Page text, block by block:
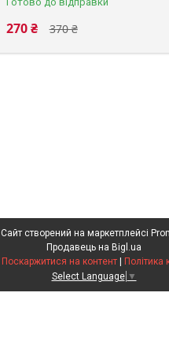
370 ₴
270 ₴
Сайт створений на маркетплейсі
Продавець на Bigl.ua
Поскаржитися на контент | Політика
Select Language ▼